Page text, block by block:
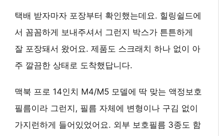
택배 받자마자 포장부터 확인했는데요. 힐링쉴드에
서 꼼꼼하게 보내주셔서 그런지 박스가 튼튼하게
잘 포장돼서 왔어요. 제품도 스크래치 하나 없이 아
주 깔끔한 상태로 도착했답니다.
맥북 프로 14인치 M4/M5 모델에 딱 맞는 액정보호
필름이라 그런지, 필름 자체에 변형이나 구김 없이
가지런하게 들어있었어요. 외부 보호필름 3종도 함